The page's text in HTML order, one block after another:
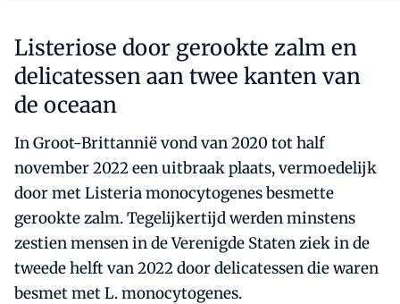
Listeriose door gerookte zalm en
delicatessen aan twee kanten van
de oceaan
In Groot-Brittannië vond van 2020 tot half
november 2022 een uitbraak plaats, vermoedelijk
door met Listeria monocytogenes besmette
gerookte zalm. Tegelijkertijd werden minstens
zestien mensen in de Verenigde Staten ziek in de
tweede helft van 2022 door delicatessen die waren
besmet met L. monocytogenes.